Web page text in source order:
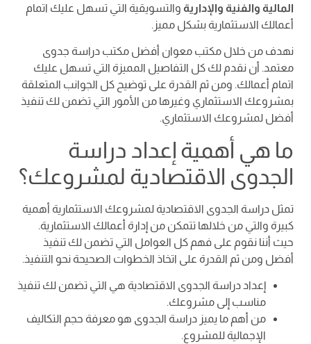
المالية والفنية والإدارية والتسويقية التي تسهل عليك اتمام
أعمالك الاستثمارية بشكل مميز.
نهدف من خلال مكتب معوان أفضل مكتب دراسة جدوى
معتمد. أن نقدم لك كل التفاصيل المميزة التي تسهل عليك
اتمام أعمالك. ومن ثم القدرة على توضيح كل الجوانب المتعلقة
بمشروعك الاستثماري وغيرها من الأمور التي تضمن لك تنفيذ
أفضل لمشروعك الاستثماري.
ما هي أهمية إعداد دراسة
الجدوى الاقتصادية لمشروعك؟
تمثل دراسة الجدوى الاقتصادية لمشروعك الاستثمارية أهمية
كبيرة والتي من خلالها تتمكن من إدارة أعمالك الاستثمارية.
حيث أننا نقوم على فهم كل العوامل التي تضمن لك تنفيذ
أفضل ومن ثم القدرة على اتخاذ الخطوات الصحيحة نحو التنفيذ.
إعداد دراسة الجدوى الاقتصادية هي التي تضمن لك تنفيذ
مناسب إلى مشروعك.
من أهم ما يميز دراسة الجدوى هو معرفة حجم التكاليف
الإجمالية للمشروع.